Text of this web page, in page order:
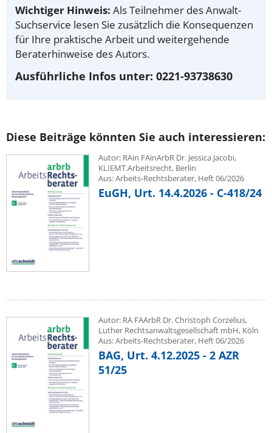
Wichtiger Hinweis: Als Teilnehmer des Anwalt-
Suchservice lesen Sie zusätzlich die Konsequenzen
für Ihre praktische Arbeit und weitergehende
Beraterhinweise des Autors.
Ausführliche Infos unter: 0221-93738630
Diese Beiträge könnten Sie auch interessieren:
Autor: RAin FAinArbR Dr. Jessica Jacobi,
KLIEMT.Arbeitsrecht, Berlin
Aus: Arbeits-Rechtsberater, Heft 06/2026
EuGH, Urt. 14.4.2026 - C-418/24
Autor: RA FAArbR Dr. Christoph Corzelius,
Luther Rechtsanwaltsgesellschaft mbH, Köln
Aus: Arbeits-Rechtsberater, Heft 06/2026
BAG, Urt. 4.12.2025 - 2 AZR
51/25